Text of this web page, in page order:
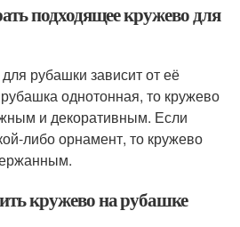
подходящее кружево для
рубашки зависит от её
однотонная, то кружево
и декоративным. Если
либо орнамент, то кружево
кружево на рубашке